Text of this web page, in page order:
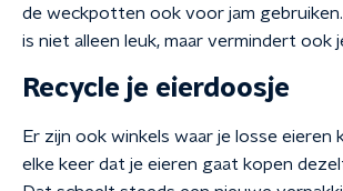
de weckpotten ook voor jam
is niet alleen leuk, maar vermindert ook
Recycle je eierdoosje
Er zijn ook winkels waar je losse eieren
elke keer dat je eieren gaat kopen